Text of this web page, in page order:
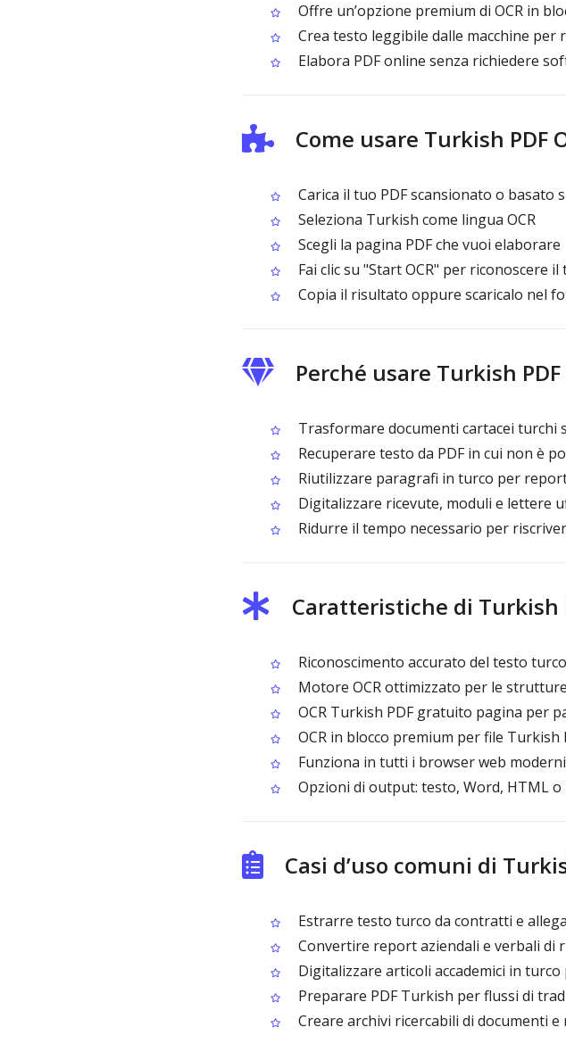
Offre un’opzione premium di OCR in
Crea testo leggibile dalle macchine per
Elabora PDF online senza richiedere
Come usare Turkish PDF
Carica il tuo PDF scansionato o basato
Seleziona Turkish come lingua OCR
Scegli la pagina PDF che vuoi elaborare
Fai clic su "Start OCR" per riconoscere
Copia il risultato oppure scaricalo nel
Perché usare Turkish PDF
Trasformare documenti cartacei turchi
Recuperare testo da PDF in cui non è
Riutilizzare paragrafi in turco per
Digitalizzare ricevute, moduli e lettere
Ridurre il tempo necessario per
Caratteristiche di Turkish
Riconoscimento accurato del testo
Motore OCR ottimizzato per le
OCR Turkish PDF gratuito pagina per
OCR in blocco premium per file Turkish
Funziona in tutti i browser web moderni
Opzioni di output: testo, Word, HTML o
Casi d’uso comuni di
Estrarre testo turco da contratti e
Convertire report aziendali e verbali di
Digitalizzare articoli accademici in
Preparare PDF Turkish per flussi di
Creare archivi ricercabili di documenti